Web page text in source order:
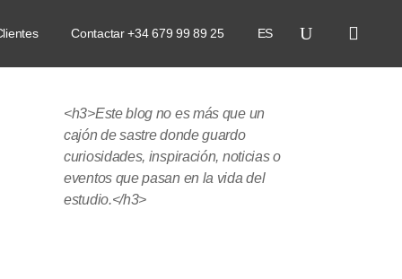
Contactar +34 679 99 89 25 ES
<h3>Este blog no es más que un
cajón de sastre donde guardo
curiosidades, inspiración, noticias o
eventos que pasan en la vida del
estudio.</h3>